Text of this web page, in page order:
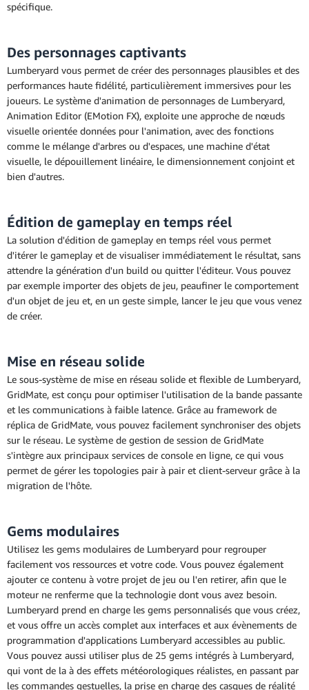
spécifique.
Des personnages captivants
Lumberyard vous permet de créer des personnages plausibles et des
performances haute fidélité, particulièrement immersives pour les
joueurs. Le système d'animation de personnages de Lumberyard,
Animation Editor (EMotion FX), exploite une approche de nœuds
visuelle orientée données pour l'animation, avec des fonctions
comme le mélange d'arbres ou d'espaces, une machine d'état
visuelle, le dépouillement linéaire, le dimensionnement conjoint et
bien d'autres.
Édition de gameplay en temps réel
La solution d'édition de gameplay en temps réel vous permet
d'itérer le gameplay et de visualiser immédiatement le résultat, sans
attendre la génération d'un build ou quitter l'éditeur. Vous pouvez
par exemple importer des objets de jeu, peaufiner le comportement
d'un objet de jeu et, en un geste simple, lancer le jeu que vous venez
de créer.
Mise en réseau solide
Le sous-système de mise en réseau solide et flexible de Lumberyard,
GridMate, est conçu pour optimiser l'utilisation de la bande passante
et les communications à faible latence. Grâce au framework de
réplica de GridMate, vous pouvez facilement synchroniser des objets
sur le réseau. Le système de gestion de session de GridMate
s'intègre aux principaux services de console en ligne, ce qui vous
permet de gérer les topologies pair à pair et client-serveur grâce à la
migration de l'hôte.
Gems modulaires
Utilisez les gems modulaires de Lumberyard pour regrouper
facilement vos ressources et votre code. Vous pouvez également
ajouter ce contenu à votre projet de jeu ou l'en retirer, afin que le
moteur ne renferme que la technologie dont vous avez besoin.
Lumberyard prend en charge les gems personnalisés que vous créez,
et vous offre un accès complet aux interfaces et aux évènements de
programmation d'applications Lumberyard accessibles au public.
Vous pouvez aussi utiliser plus de 25 gems intégrés à Lumberyard,
qui vont de la à des effets météorologiques réalistes, en passant par
les commandes gestuelles, la prise en charge des casques de réalité